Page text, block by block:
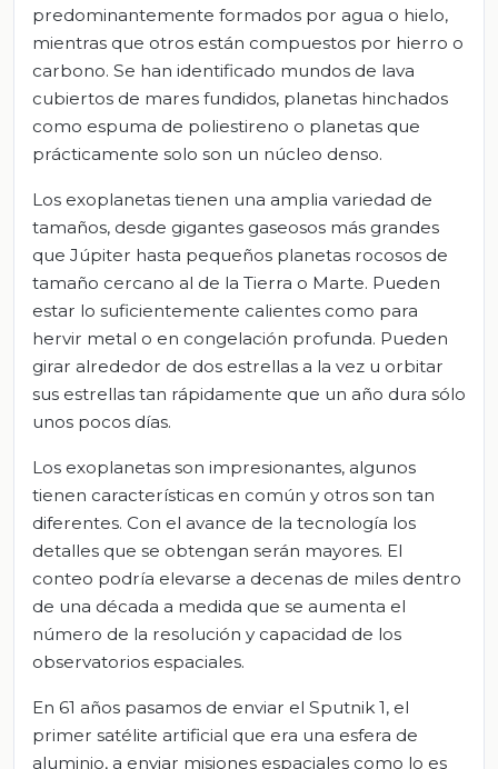
predominantemente formados por agua o hielo,
mientras que otros están compuestos por hierro o
carbono. Se han identificado mundos de lava
cubiertos de mares fundidos, planetas hinchados
como espuma de poliestireno o planetas que
prácticamente solo son un núcleo denso.
Los exoplanetas tienen una amplia variedad de
tamaños, desde gigantes gaseosos más grandes
que Júpiter hasta pequeños planetas rocosos de
tamaño cercano al de la Tierra o Marte. Pueden
estar lo suficientemente calientes como para
hervir metal o en congelación profunda. Pueden
girar alrededor de dos estrellas a la vez u orbitar
sus estrellas tan rápidamente que un año dura sólo
unos pocos días.
Los exoplanetas son impresionantes, algunos
tienen características en común y otros son tan
diferentes. Con el avance de la tecnología los
detalles que se obtengan serán mayores. El
conteo podría elevarse a decenas de miles dentro
de una década a medida que se aumenta el
número de la resolución y capacidad de los
observatorios espaciales.
En 61 años pasamos de enviar el Sputnik 1, el
primer satélite artificial que era una esfera de
aluminio, a enviar misiones espaciales como lo es